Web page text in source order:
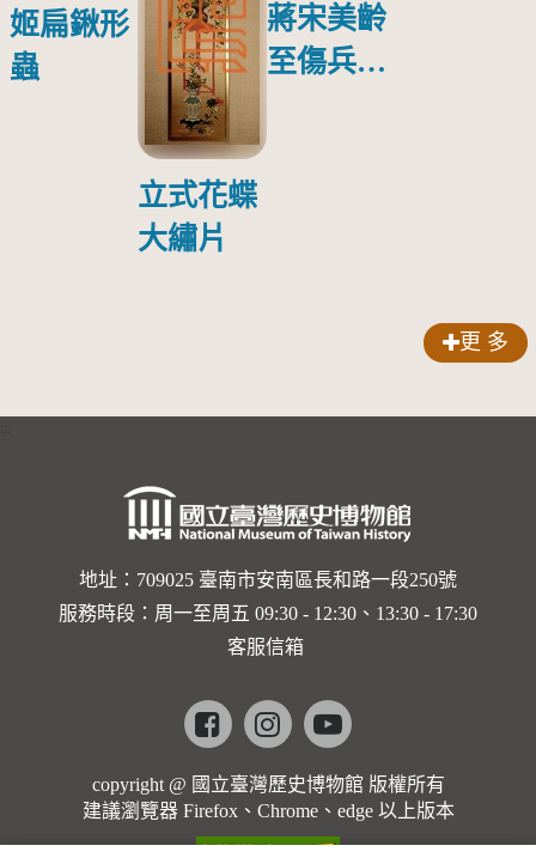
姬扁鍬形
蟲
立式花蝶
大繡片
蔣宋美齡
至傷兵醫
傷日本戰
更 多
地址：709025 臺南市安南區長和路一段250號
服務時段：周一至周五 09:30 - 12:30、13:30 - 17:30
客服信箱
Facebookinstagramyoutube
copyright @ 國立臺灣歷史博物館 版權所有
建議瀏覽器 Firefox、Chrome、edge 以上版本